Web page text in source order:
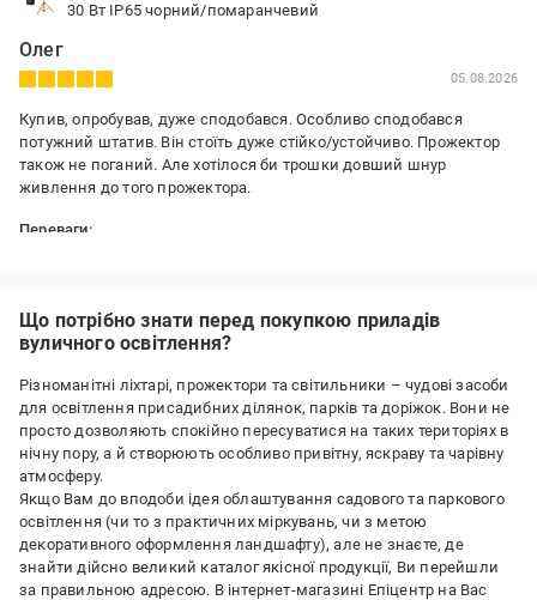
30 Вт IP65 чорний/помаранчевий
Олег
05.08.2026
Купив, опробував, дуже сподобався. Особливо сподобався
потужний штатив. Він стоїть дуже стійко/устойчиво. Прожектор
також не поганий. Але хотілося би трошки довший шнур
живлення до того прожектора.
Переваги:
Не виявлено.
Що потрібно знати перед покупкою приладів
вуличного освітлення?
Різноманітні ліхтарі, прожектори та світильники – чудові засоби
для освітлення присадибних ділянок, парків та доріжок. Вони не
просто дозволяють спокійно пересуватися на таких територіях в
нічну пору, а й створюють особливо привітну, яскраву та чарівну
атмосферу.
Якщо Вам до вподоби ідея облаштування садового та паркового
освітлення (чи то з практичних міркувань, чи з метою
декоративного оформлення ландшафту), але не знаєте, де
знайти дійсно великий каталог якісної продукції, Ви перейшли
за правильною адресою. В інтернет-магазині Епіцентр на Вас